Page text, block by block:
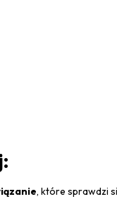
, które sprawdzi